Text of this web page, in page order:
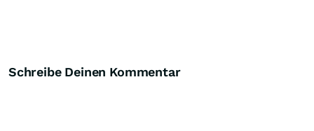
Schreibe Deinen Kommentar